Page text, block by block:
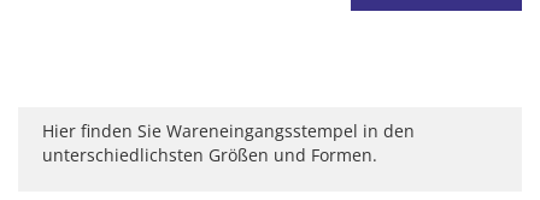
Hier finden Sie Wareneingangsstempel in den
unterschiedlichsten Größen und Formen.